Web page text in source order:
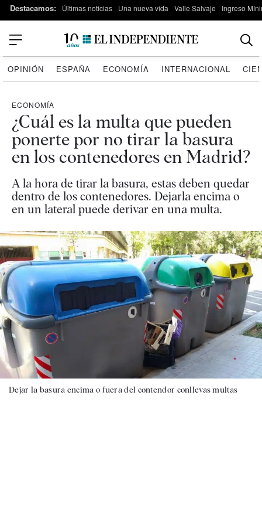
Destacamos: Últimas noticias Una nueva vida Valle Salvaje Ingreso
OPINIÓN ESPAÑA ECONOMÍA INTERNACIONAL
ECONOMÍA
¿Cuál es la multa que pueden
ponerte por no tirar la basura
en los contenedores en Madrid?
A la hora de tirar la basura, estas deben quedar
dentro de los contenedores. Dejarla encima o
en un lateral puede derivar en una multa.
Dejar la basura encima o fuera del contendor conllevas multas